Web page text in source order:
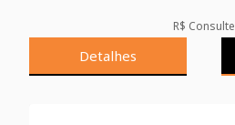
R$ Consulte
Detalhes